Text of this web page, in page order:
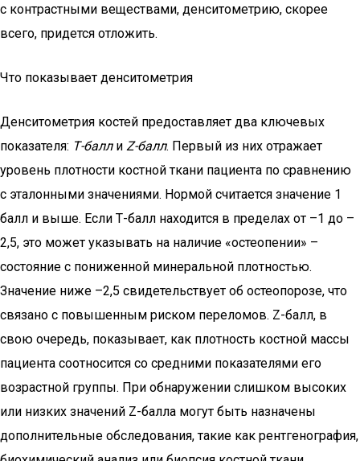
с контрастными веществами, денситометрию, скорее
всего, придется отложить.
Что показывает денситометрия
Денситометрия костей предоставляет два ключевых
показателя: Т-балли Z-балл. Первый из них отражает
уровень плотности костной ткани пациента по сравнению
с эталонными значениями. Нормой считается значение 1
балл и выше. Если Т-балл находится в пределах от –1 до –
2,5, это может указывать на наличие «остеопении» –
состояние с пониженной минеральной плотностью.
Значение ниже –2,5 свидетельствует об остеопорозе, что
связано с повышенным риском переломов. Z-балл, в
свою очередь, показывает, как плотность костной массы
пациента соотносится со средними показателями его
возрастной группы. При обнаружении слишком высоких
или низких значений Z-балла могут быть назначены
дополнительные обследования, такие как рентгенография,